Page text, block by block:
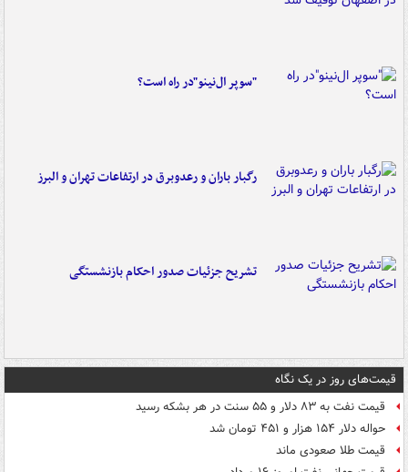
"سوپر ال‌نینو"در راه است؟
رگبار باران و رعدوبرق در ارتفاعات تهران و البرز
تشریح جزئیات صدور احکام بازنشستگی
قیمت‌های روز در یک نگاه
قیمت نفت به ۸۳ دلار و ۵۵ سنت در هر بشکه رسید
حواله دلار ۱۵۴ هزار و ۴۵۱ تومان شد
قیمت طلا صعودی ماند